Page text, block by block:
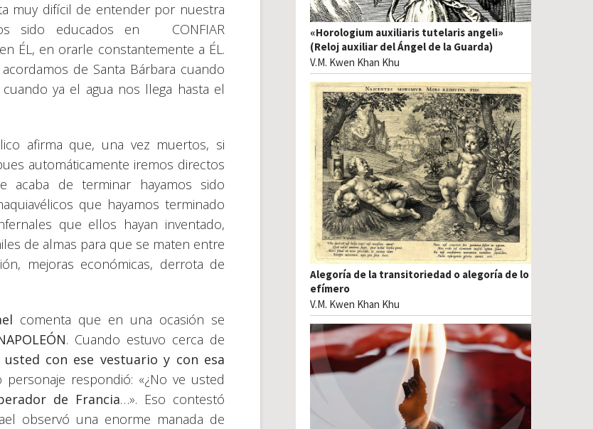
muy difícil de entender por nuestra
sido educados en CONFIAR
ÉL, en orarle constantemente a ÉL.
de Santa Bárbara cuando
ya el agua nos llega hasta el
afirma que, una vez muertos, si
automáticamente iremos directos
de terminar hayamos sido
que hayamos terminado
que ellos hayan inventado,
de almas para que se maten entre
mejoras económicas, derrota de
comenta que en una ocasión se
. Cuando estuvo cerca de
usted con ese vestuario y con esa
respondió: «¿No ve usted
de Francia…». Eso contestó
observó una enorme manada de
«Horologium auxiliaris tutelaris angeli»
(Reloj auxiliar del Ángel de la Guarda)
V.M. Kwen Khan Khu
Alegoría de la transitoriedad o alegoría de lo
efímero
V.M. Kwen Khan Khu